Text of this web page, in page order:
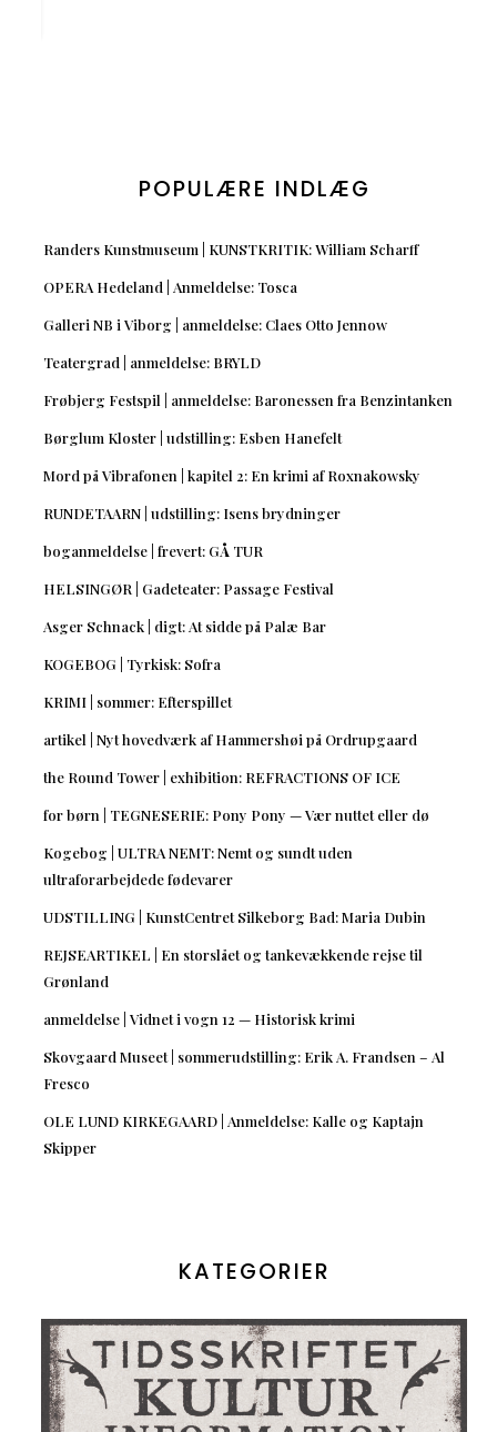
POPULÆRE INDLÆG
Randers Kunstmuseum | KUNSTKRITIK: William Scharff
OPERA Hedeland | Anmeldelse: Tosca
Galleri NB i Viborg | anmeldelse: Claes Otto Jennow
Teatergrad | anmeldelse: BRYLD
Frøbjerg Festspil | anmeldelse: Baronessen fra Benzintanken
Børglum Kloster | udstilling: Esben Hanefelt
Mord på Vibrafonen | kapitel 2: En krimi af Roxnakowsky
RUNDETAARN | udstilling: Isens brydninger
boganmeldelse | frevert: GÅ TUR
HELSINGØR | Gadeteater: Passage Festival
Asger Schnack | digt: At sidde på Palæ Bar
KOGEBOG | Tyrkisk: Sofra
KRIMI | sommer: Efterspillet
artikel | Nyt hovedværk af Hammershøi på Ordrupgaard
the Round Tower | exhibition: REFRACTIONS OF ICE
for børn | TEGNESERIE: Pony Pony — Vær nuttet eller dø
Kogebog | ULTRA NEMT: Nemt og sundt uden
ultraforarbejdede fødevarer
UDSTILLING | KunstCentret Silkeborg Bad: Maria Dubin
REJSEARTIKEL | En storslået og tankevækkende rejse til
Grønland
anmeldelse | Vidnet i vogn 12 — Historisk krimi
Skovgaard Museet | sommerudstilling: Erik A. Frandsen – Al
Fresco
OLE LUND KIRKEGAARD | Anmeldelse: Kalle og Kaptajn
Skipper
KATEGORIER